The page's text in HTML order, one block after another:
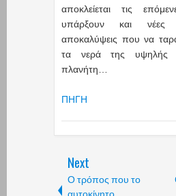
αποκλείεται τις
υπάρξουν και νέες
αποκαλύψεις που να
τα νερά της υψηλής
πλανήτη…
ΠΗΓΗ
Next
Ο τρόπος που το
αυτοκίνητο